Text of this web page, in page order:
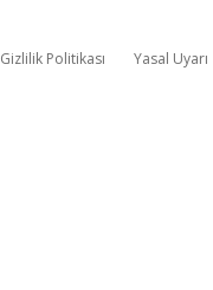
Gizlilik Politikası Yasal Uyarı